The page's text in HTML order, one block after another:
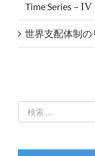
Time Series – IV
世界支配体制の
索